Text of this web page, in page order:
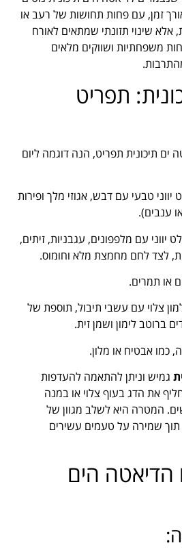
זמן, עם פחות תחושות של רעב או
אלא שינוי תזונתי שמתאים לאורח
משפחתיות ושווקים מלאים
תפריט
ים תיכונית תפריט, הנה דוגמה ליום
יווני טבעי עם דבש, אגוזי מלך ופירות
ענבים).
יווני עם מלפפונים, עגבניות, זיתים,
לצד לחם מחמצת מלא וחומוס.
או תמרים.
צלוי עם עשבי תיבול, תוספת של
ברוטב לימון ושמן זית.
כמו אבטיח או מלון.
גמיש וניתן להתאמה להעדפות
את הדג בעוף צלוי או במנה
המטרה היא לשלב מגוון של
שמירה על טעמים עשירים
הדיאטה הים